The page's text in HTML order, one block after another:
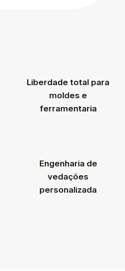
Liberdade total para
moldes e
ferramentaria
Engenharia de
vedações
personalizada